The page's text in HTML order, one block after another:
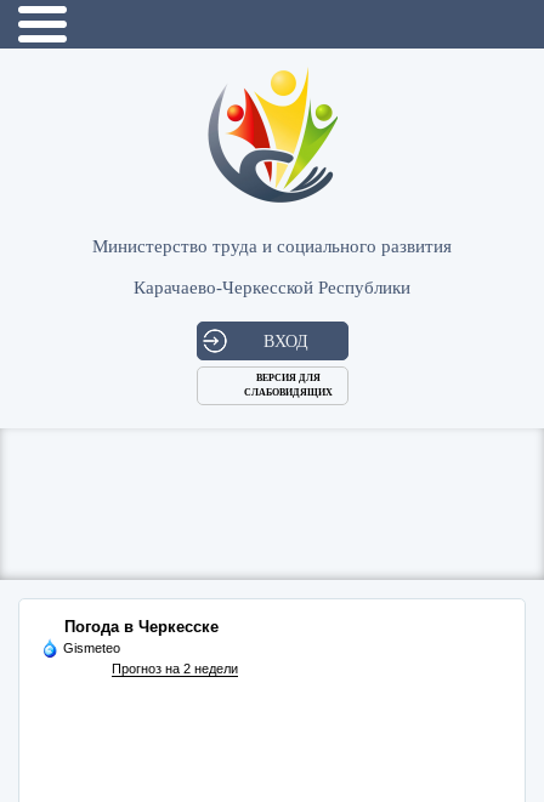
Министерство труда и социального развития
Карачаево-Черкесской Республики
ВХОД
ВЕРСИЯ ДЛЯ
СЛАБОВИДЯЩИХ
Погода в Черкесске
Gismeteo
Прогноз на 2 недели